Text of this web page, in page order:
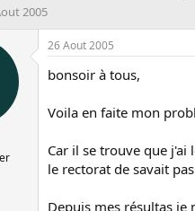
2005
26 Aout 2005
bonsoir à tous,
Voila en faite mon
Car il se trouve que j'ai
le rectorat de savait
Depuis mes résultas